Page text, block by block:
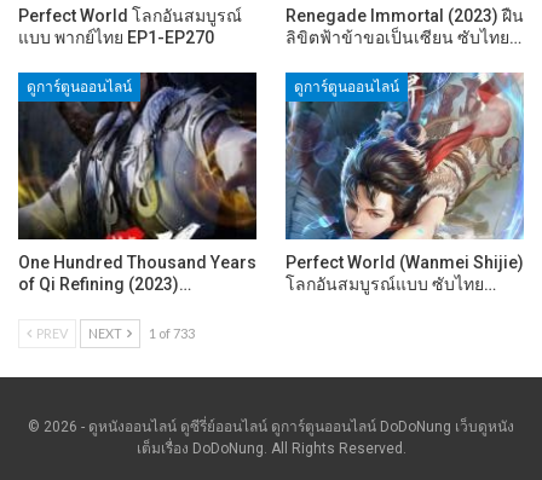
Perfect World โลกอันสมบูรณ์
แบบ พากย์ไทย EP1-EP270
Renegade Immortal (2023) ฝืน
ลิขิตฟ้าข้าขอเป็นเซียน ซับไทย…
ดูการ์ตูนออนไลน์
One Hundred Thousand Years
of Qi Refining (2023)…
ดูการ์ตูนออนไลน์
Perfect World (Wanmei Shijie)
โลกอันสมบูรณ์แบบ ซับไทย…
PREV NEXT 1 of 733
© 2026 - ดูหนังออนไลน์ ดูซีรี่ย์ออนไลน์ ดูการ์ตูนออนไลน์ DoDoNung เว็บดูหนัง
เต็มเรื่อง DoDoNung. All Rights Reserved.